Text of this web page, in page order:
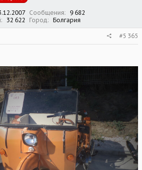
Сообщения
9 682
32 622 Город Болгария
#5 365